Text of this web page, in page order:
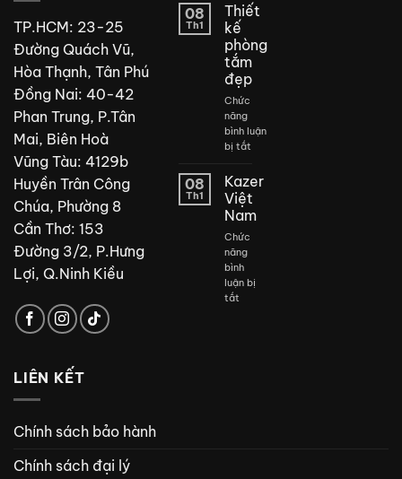
TP.HCM: 23-25
Đường Quách Vũ,
Hòa Thạnh, Tân Phú
Đồng Nai: 40-42
Phan Trung, P.Tân
Mai, Biên Hoà
Vũng Tàu: 4129b
Huyền Trân Công
Chúa, Phường 8
Cần Thơ: 153
Đường 3/2, P.Hưng
Lợi, Q.Ninh Kiều
08
Th1
Thiết
kế
phòng
tắm
đẹp
Chức
năng
bình luận
bị tắtở
kế
phòng
tắm
đẹp
08
Th1
Kazer
Việt
Nam
Chức
năng
bình
luận bị
tắtở
LIÊN KẾT
Chính sách bảo hành
Chính sách đại lý